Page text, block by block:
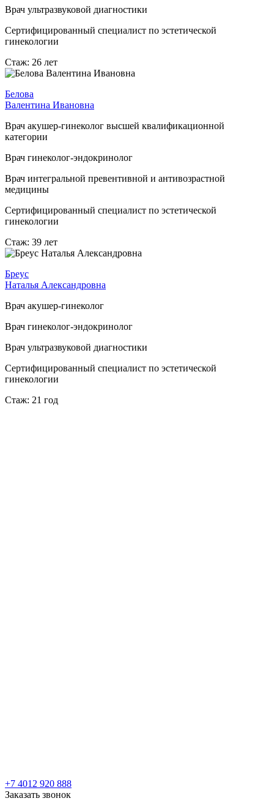
Врач ультразвуковой диагностики
Сертифицированный специалист по эстетической
гинекологии
Стаж: 26 лет
Белова
Валентина Ивановна
Врач акушер-гинеколог высшей квалификационной
категории
Врач гинеколог-эндокринолог
Врач интегральной превентивной и антивозрастной
медицины
Сертифицированный специалист по эстетической
гинекологии
Стаж: 39 лет
Бреус
Наталья Александровна
Врач акушер-гинеколог
Врач гинеколог-эндокринолог
Врач ультразвуковой диагностики
Сертифицированный специалист по эстетической
гинекологии
Стаж: 21 год
+7 4012 920 888
Заказать звонок